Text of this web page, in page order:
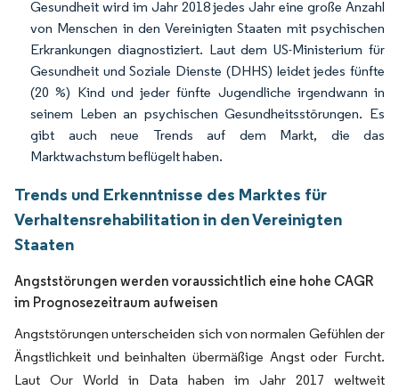
Gesundheit wird im Jahr 2018 jedes Jahr eine große Anzahl
von Menschen in den Vereinigten Staaten mit psychischen
Erkrankungen diagnostiziert. Laut dem US-Ministerium für
Gesundheit und Soziale Dienste (DHHS) leidet jedes fünfte
(20 %) Kind und jeder fünfte Jugendliche irgendwann in
seinem Leben an psychischen Gesundheitsstörungen. Es
gibt auch neue Trends auf dem Markt, die das
Marktwachstum beflügelt haben.
Trends und Erkenntnisse des Marktes für
Verhaltensrehabilitation in den Vereinigten
Staaten
Angststörungen werden voraussichtlich eine hohe CAGR
im Prognosezeitraum aufweisen
Angststörungen unterscheiden sich von normalen Gefühlen der
Ängstlichkeit und beinhalten übermäßige Angst oder Furcht.
Laut Our World in Data haben im Jahr 2017 weltweit